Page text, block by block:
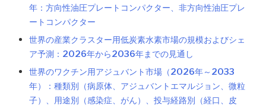
年：方向性油圧プレートコンパクター、非方向性油圧プレ
ートコンパクター
世界の産業クラスター用低炭素水素市場の規模およびシェ
ア予測：2026年から2036年までの見通し
世界のワクチン用アジュバント市場（2026年～2033
年）：種類別（病原体、アジュバントエマルジョン、微粒
子）、用途別（感染症、がん）、投与経路別（経口、皮